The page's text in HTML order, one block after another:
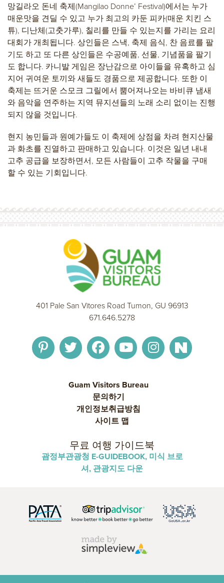
망길라오 돈네 축제(Mangilao Donne’ Festival)에서는 누가
매운맛을 견딜 수 있고 누가 최고의 카둔 피카(매운 치킨 스
튜), 디난체(고춧가루), 칠리를 만들 수 있는지를 가리는 요리
대회가 개최됩니다. 상인들은 스낵, 축제 음식, 찬 음료를 팔
기도 하고 또 다른 상인들은 수공예품, 선물, 기념품을 팔기
도 합니다. 카니발 게임은 장난감으로 아이들을 유혹하고 심
지어 귀여운 토끼와 새들도 경품으로 제공합니다. 또한 이
축제는 뜨거운 스모크 그릴에서 뿜어져나오는 바비큐 냄새
와 음악을 연주하는 지역 뮤지션들의 노래 소리 없이는 진행
되지 않을 것입니다.
현지 농민들과 원예가들도 이 축제에 상점을 차려 현지산물
과 화초를 진열하고 판매하고 있습니다. 이것은 일년 내내
고추 공급을 보장하면서, 모든 사람들이 고추 작물을 구매
할 수 있는 기회입니다.
401 Pale San Vitores Road Tumon, GU 96913
671.646.5278
Guam Visitors Bureau
문의하기
개인정보취급방침
사이트 맵
무료 여행 가이드북
괌정부관광청 E-GUIDEBOOK, 미식 브로
셔, 관광지도 다운